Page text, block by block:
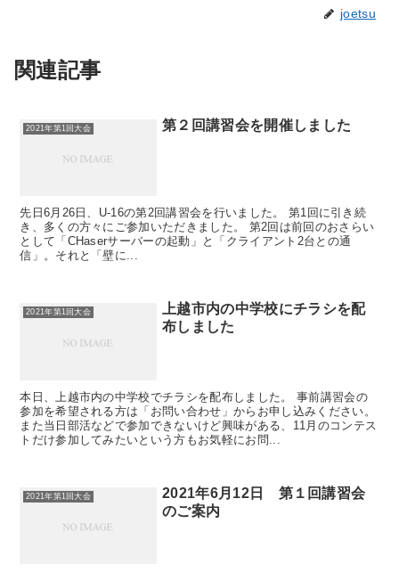
joetsu
関連記事
2021年第1回大会 第２回講習会を開催しました
先日6月26日、U-16の第2回講習会を行いました。 第1回に引き続
き、多くの方々にご参加いただきました。 第2回は前回のおさらい
として「CHaserサーバーの起動」と「クライアント2台との通
信」。それと「壁に...
2021年第1回大会
上越市内の中学校にチラシを配
布しました
本日、上越市内の中学校でチラシを配布しました。 事前講習会の
参加を希望される方は「お問い合わせ」からお申し込みください。
また当日部活などで参加できないけど興味がある、11月のコンテス
トだけ参加してみたいという方もお気軽にお問...
2021年第1回大会
2021年6月12日 第１回講習会
のご案内